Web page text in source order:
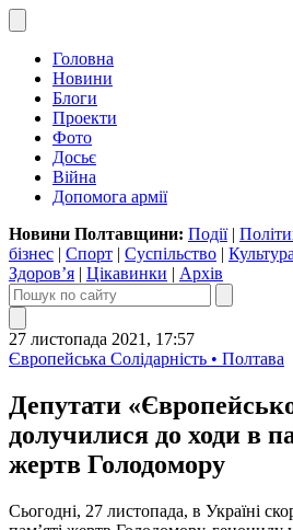
Головна
Новини
Блоги
Проекти
Фото
Досьє
Війна
Допомога армії
Новини Полтавщини: Події|
бізнес | Спорт | Суспільство |
Здоров’я | Цікавинки | Архів
27 листопада 2021, 17:57
Європейська Солідарність • Полтава
Депутати
долучилися до ходи в
жертв Голодомору
Сьогодні, 27 листопада, в Україні